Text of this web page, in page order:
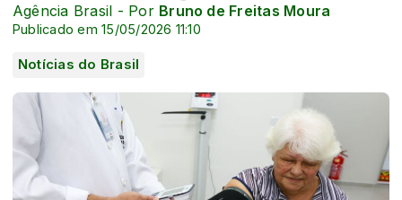
Agência Brasil - Por Bruno de Freitas Moura
Publicado em 15/05/2026 11:10
Notícias do Brasil